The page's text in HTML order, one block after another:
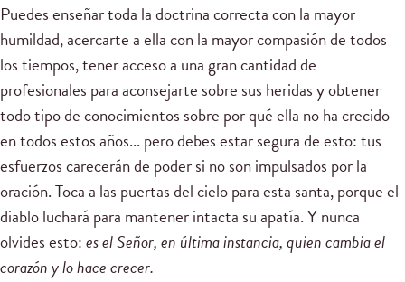
Puedes enseñar toda la doctrina correcta con la mayor
humildad, acercarte a ella con la mayor compasión de todos
los tiempos, tener acceso a una gran cantidad de
profesionales para aconsejarte sobre sus heridas y obtener
todo tipo de conocimientos sobre por qué ella no ha crecido
en todos estos años... pero debes estar segura de esto: tus
esfuerzos carecerán de poder si no son impulsados por la
oración. Toca a las puertas del cielo para esta santa, porque el
diablo luchará para mantener intacta su apatía. Y nunca
olvides esto:es el Señor, en última instancia, quien cambia el
corazón y lo hace crecer.